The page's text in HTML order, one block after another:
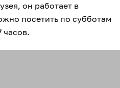
он работает в
посетить по субботам
часов.